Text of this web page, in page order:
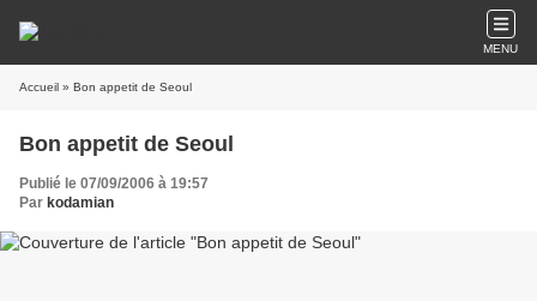
MENU
Accueil » Bon appetit de Seoul
Bon appetit de Seoul
Publié le 07/09/2006 à 19:57
Par kodamian